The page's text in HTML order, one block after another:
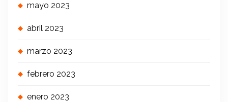
mayo 2023
abril 2023
marzo 2023
febrero 2023
enero 2023